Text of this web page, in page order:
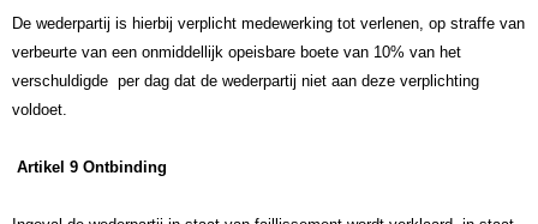
De wederpartij is hierbij verplicht medewerking tot verlenen, op straffe van
verbeurte van een onmiddellijk opeisbare boete van 10% van het
verschuldigde per dag dat de wederpartij niet aan deze verplichting
voldoet.
Artikel 9 Ontbinding